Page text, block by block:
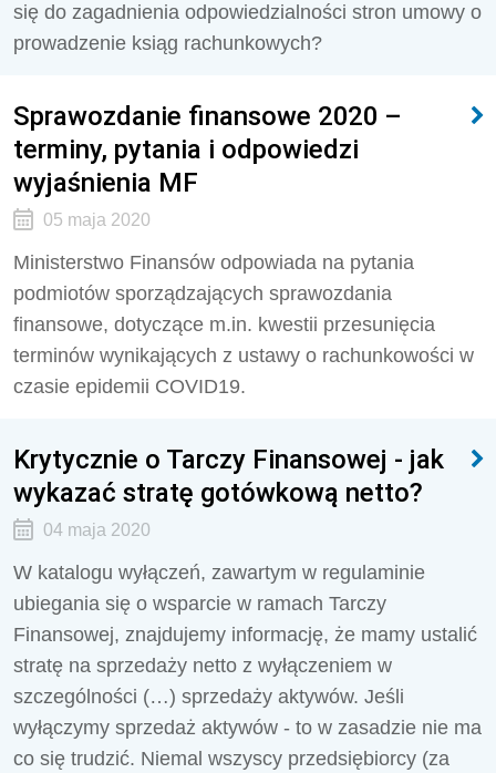
się do zagadnienia odpowiedzialności stron umowy o
prowadzenie ksiąg rachunkowych?
Sprawozdanie finansowe 2020 –
terminy, pytania i odpowiedzi
wyjaśnienia MF
05 maja 2020
Ministerstwo Finansów odpowiada na pytania
podmiotów sporządzających sprawozdania
finansowe, dotyczące m.in. kwestii przesunięcia
terminów wynikających z ustawy o rachunkowości w
czasie epidemii COVID19.
Krytycznie o Tarczy Finansowej - jak
wykazać stratę gotówkową netto?
04 maja 2020
W katalogu wyłączeń, zawartym w regulaminie
ubiegania się o wsparcie w ramach Tarczy
Finansowej, znajdujemy informację, że mamy ustalić
stratę na sprzedaży netto z wyłączeniem w
szczególności (…) sprzedaży aktywów. Jeśli
wyłączymy sprzedaż aktywów - to w zasadzie nie ma
co się trudzić. Niemal wszyscy przedsiębiorcy (za